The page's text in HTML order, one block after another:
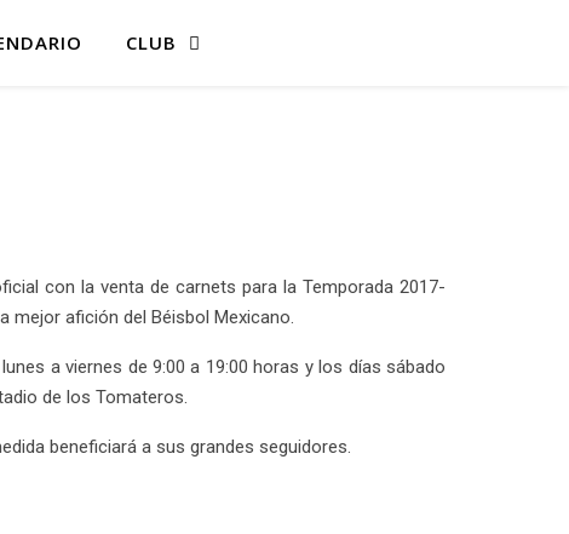
CLUB
con la venta de carnets para la Temporada 2017-
mejor afición del Béisbol Mexicano.
a viernes de 9:00 a 19:00 horas y los días sábado
de los Tomateros.
beneficiará a sus grandes seguidores.